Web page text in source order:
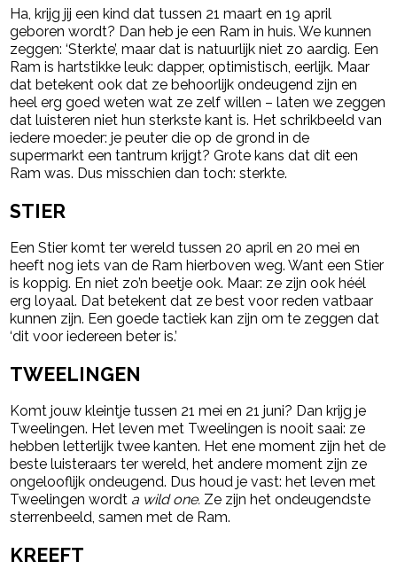
Ha, krijg jij een kind dat tussen 21 maart en 19 april
geboren wordt? Dan heb je een Ram in huis. We kunnen
zeggen: ‘Sterkte’, maar dat is natuurlijk niet zo aardig. Een
Ram is hartstikke leuk: dapper, optimistisch, eerlijk. Maar
dat betekent ook dat ze behoorlijk ondeugend zijn en
heel erg goed weten wat ze zelf willen – laten we zeggen
dat luisteren niet hun sterkste kant is. Het schrikbeeld van
iedere moeder: je peuter die op de grond in de
supermarkt een tantrum krijgt? Grote kans dat dit een
Ram was. Dus misschien dan toch: sterkte.
STIER
Een Stier komt ter wereld tussen 20 april en 20 mei en
heeft nog iets van de Ram hierboven weg. Want een Stier
is koppig. En niet zo’n beetje ook. Maar: ze zijn ook héél
erg loyaal. Dat betekent dat ze best voor reden vatbaar
kunnen zijn. Een goede tactiek kan zijn om te zeggen dat
‘dit voor iedereen beter is.’
TWEELINGEN
Komt jouw kleintje tussen 21 mei en 21 juni? Dan krijg je
Tweelingen. Het leven met Tweelingen is nooit saai: ze
hebben letterlijk twee kanten. Het ene moment zijn het de
beste luisteraars ter wereld, het andere moment zijn ze
ongelooflijk ondeugend. Dus houd je vast: het leven met
Tweelingen wordt a wild one. Ze zijn het ondeugendste
sterrenbeeld, samen met de Ram.
KREEFT